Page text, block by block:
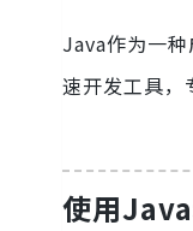
Java作为一
速开发工具，
使用